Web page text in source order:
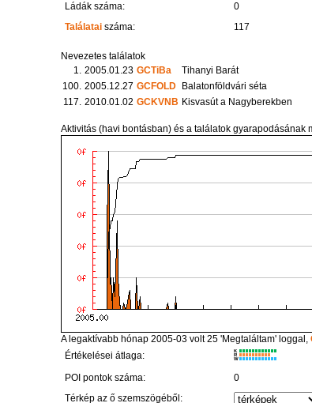
Ládák száma:
0
Találatai száma: 117
Nevezetes találatok
1. 2005.01.23 GCTiBa
Tihanyi Barát
100. 2005.12.27 GCFOLD
Balatonföldvári séta
117. 2010.01.02 GCKVNB Kisvasút a Nagyberekben
Aktivitás (havi bontásban) és a találatok gyarapodásának
A legaktívabb hónap 2005-03 volt 25 'Megtaláltam' loggal,
Értékelései átlaga:
K
R
W
POI pontok száma:
0
Térkép az ő szemszögéből: